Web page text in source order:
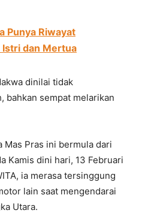
Punya Riwayat
Istri dan Mertua
dinilai tidak
bahkan sempat melarikan
Mas Pras ini bermula dari
Kamis dini hari, 13 Februari
ia merasa tersinggung
lain saat mengendarai
Utara.